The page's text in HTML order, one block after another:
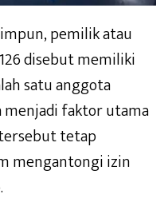
pemilik atau
disebut memiliki
satu anggota
menjadi faktor utama
tetap
mengantongi izin